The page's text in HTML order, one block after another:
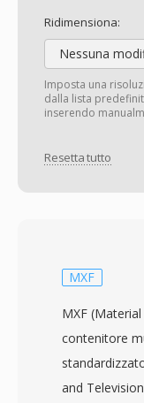
Ridimensiona:
Nessuna
Imposta una
dalla lista
inserendo
Resetta tutto
MXF
MXF
contenitore
and